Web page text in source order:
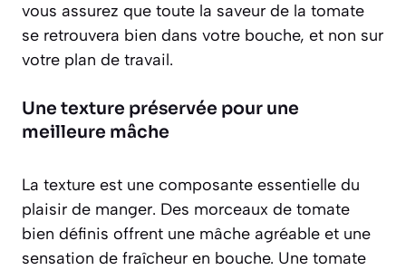
vous assurez que toute la saveur de la tomate
se retrouvera bien dans votre bouche, et non sur
votre plan de travail.
Une texture préservée pour une
meilleure mâche
La texture est une composante essentielle du
plaisir de manger. Des morceaux de tomate
bien définis offrent une mâche agréable et une
sensation de fraîcheur en bouche. Une tomate